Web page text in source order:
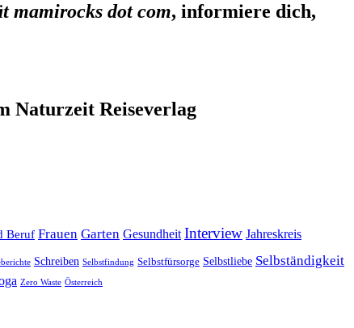
mamirocks dot com, informiere dich,
Naturzeit Reiseverlag
Beruf Frauen Garten Gesundheit Interview Jahreskreis
Schreiben Selbstfindung Selbstfürsorge Selbstliebe Selbständigkeit
Zero Waste Österreich